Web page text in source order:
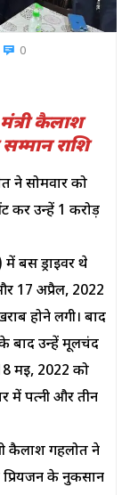
0
कैलाश
राश‍ि
ने सोमवार को
कर उन्हें 1 करोड़
में बस ड्राइवर थे
17 अप्रैल, 2022
होने लगी। बाद
बाद उन्हें मूलचंद
मई, 2022 को
में पत्नी और तीन
कैलाश गहलोत ने
के नुकसान